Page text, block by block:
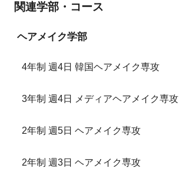
関連学部・コース
ヘアメイク学部
4年制 週4日 韓国ヘアメイク専攻
3年制 週4日 メディアヘアメイク専攻
2年制 週5日 ヘアメイク専攻
2年制 週3日 ヘアメイク専攻